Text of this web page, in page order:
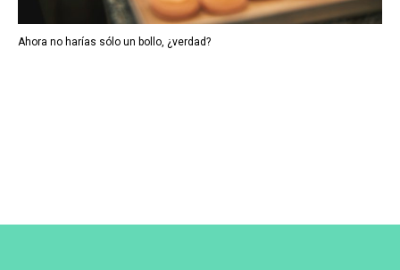
Ahora no harías sólo un bollo, ¿verdad?